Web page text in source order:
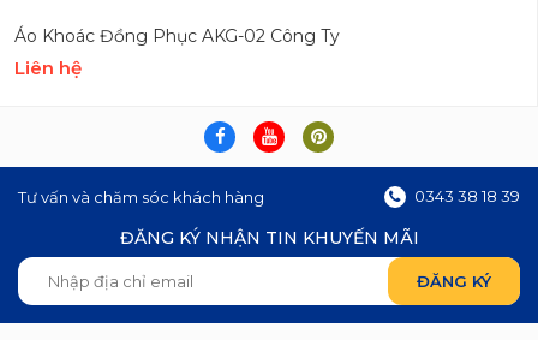
Áo Khoác Đồng Phục AKG-02 Công Ty
Liên hệ
Tư vấn và chăm sóc khách hàng 0343 38 18 39
ĐĂNG KÝ NHẬN TIN KHUYẾN MÃI